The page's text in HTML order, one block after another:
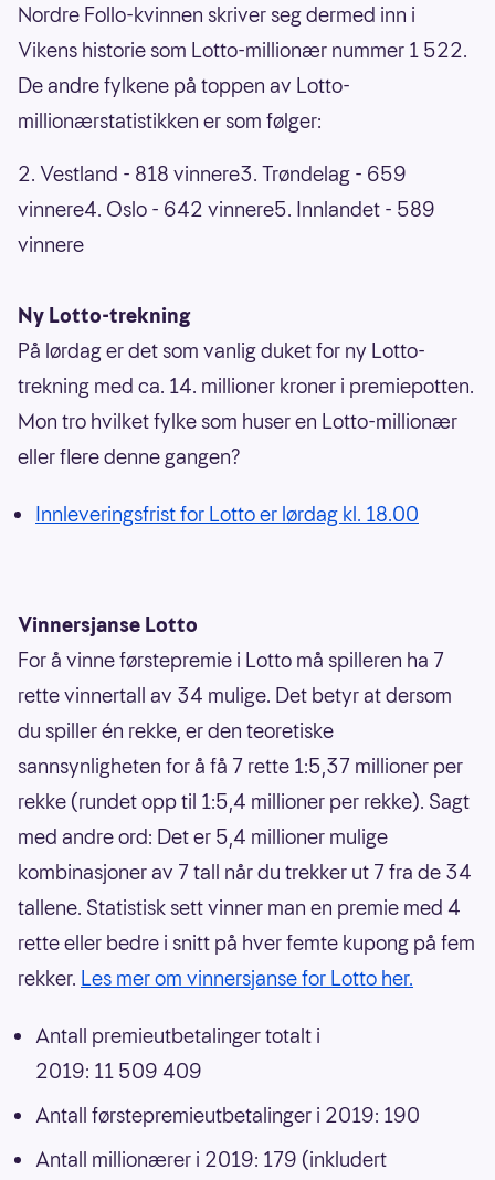
Nordre Follo-kvinnen skriver seg dermed inn i
Vikens historie som Lotto-millionær nummer 1 522.
De andre fylkene på toppen av Lotto-
millionærstatistikken er som følger:
2. Vestland - 818 vinnere3. Trøndelag - 659
vinnere4. Oslo - 642 vinnere5. Innlandet - 589
vinnere
Ny Lotto-trekning
På lørdag er det som vanlig duket for ny Lotto-
trekning med ca. 14. millioner kroner i premiepotten.
Mon tro hvilket fylke som huser en Lotto-millionær
eller flere denne gangen?
Innleveringsfrist for Lotto er lørdag kl. 18.00
Vinnersjanse Lotto
For å vinne førstepremie i Lotto må spilleren ha 7
rette vinnertall av 34 mulige. Det betyr at dersom
du spiller én rekke, er den teoretiske
sannsynligheten for å få 7 rette 1:5,37 millioner per
rekke (rundet opp til 1:5,4 millioner per rekke). Sagt
med andre ord: Det er 5,4 millioner mulige
kombinasjoner av 7 tall når du trekker ut 7 fra de 34
tallene. Statistisk sett vinner man en premie med 4
rette eller bedre i snitt på hver femte kupong på fem
rekker. Les mer om vinnersjanse for Lotto her.
Antall premieutbetalinger totalt i
2019: 11 509 409
Antall førstepremieutbetalinger i 2019: 190
Antall millionærer i 2019: 179 (inkludert